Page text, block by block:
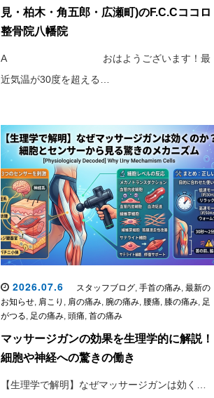
見・柏木・角五郎・広瀬町)のF.C.Cココロ
整骨院八幡院
A おはようございます！最
近気温が30度を超える…
2026.07.6 スタッフブログ, 手首の痛み, 最新の
お知らせ, 肩こり , 肩の痛み, 腕の痛み, 腰痛, 膝の痛み, 足
がつる, 足の痛み, 頭痛, 首の痛み
マッサージガンの効果を生理学的に解説！
細胞や神経への驚きの働き
【生理学で解明】なぜマッサージガンは効く…